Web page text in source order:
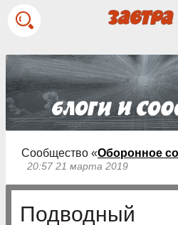
Сообщество «Оборонное
20:57 21 марта 2019
Подводный